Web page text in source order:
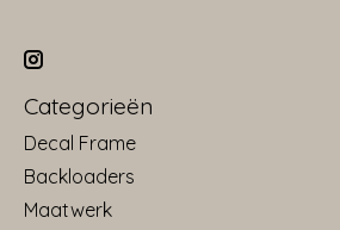
Categorieën
Decal Frame
Backloaders
Maatwerk